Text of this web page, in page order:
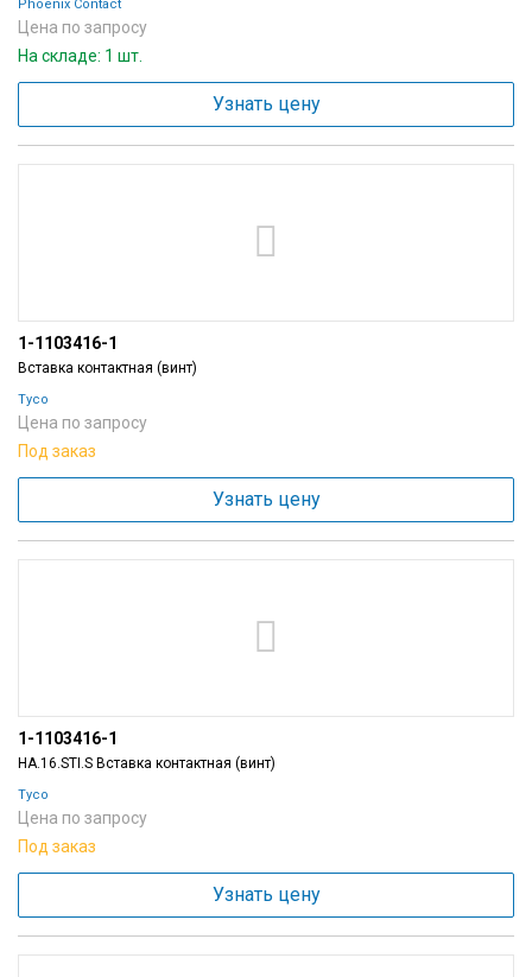
Phoenix Contact
Цена по запросу
На складе: 1 шт.
Узнать цену
1-1103416-1
Вставка контактная (винт)
Tyco
Цена по запросу
Под заказ
Узнать цену
1-1103416-1
HA.16.STI.S Вставка контактная (винт)
Tyco
Цена по запросу
Под заказ
Узнать цену